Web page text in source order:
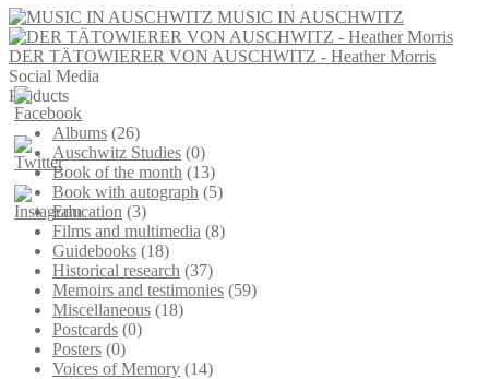
MUSIC IN AUSCHWITZ
DER TÄTOWIERER VON AUSCHWITZ - Heather Morris
Social Media
Products
Albums (26)
Auschwitz Studies (0)
Book of the month (13)
Book with autograph (5)
Education (3)
Films and multimedia (8)
Guidebooks (18)
Historical research (37)
Memoirs and testimonies (59)
Miscellaneous (18)
Postcards (0)
Posters (0)
Voices of Memory (14)